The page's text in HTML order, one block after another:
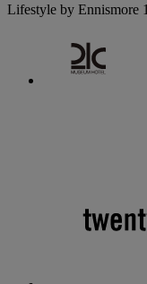
Lifestyle by Ennismore